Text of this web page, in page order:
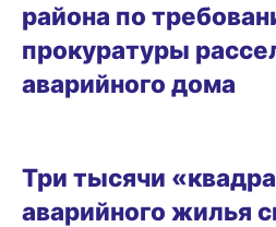
района по
прокуратуры
аварийного дома
Три тысячи
аварийного жилья